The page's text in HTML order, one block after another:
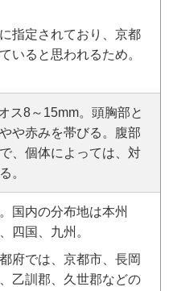
指定されており、京都
いると思われるため。
ス8～15mm。頭胸部と
や赤みを帯びる。腹部
、個体によっては、対
。
国内の分布地は本州
四国、九州。
府では、京都市、長岡
乙訓郡、久世郡などの